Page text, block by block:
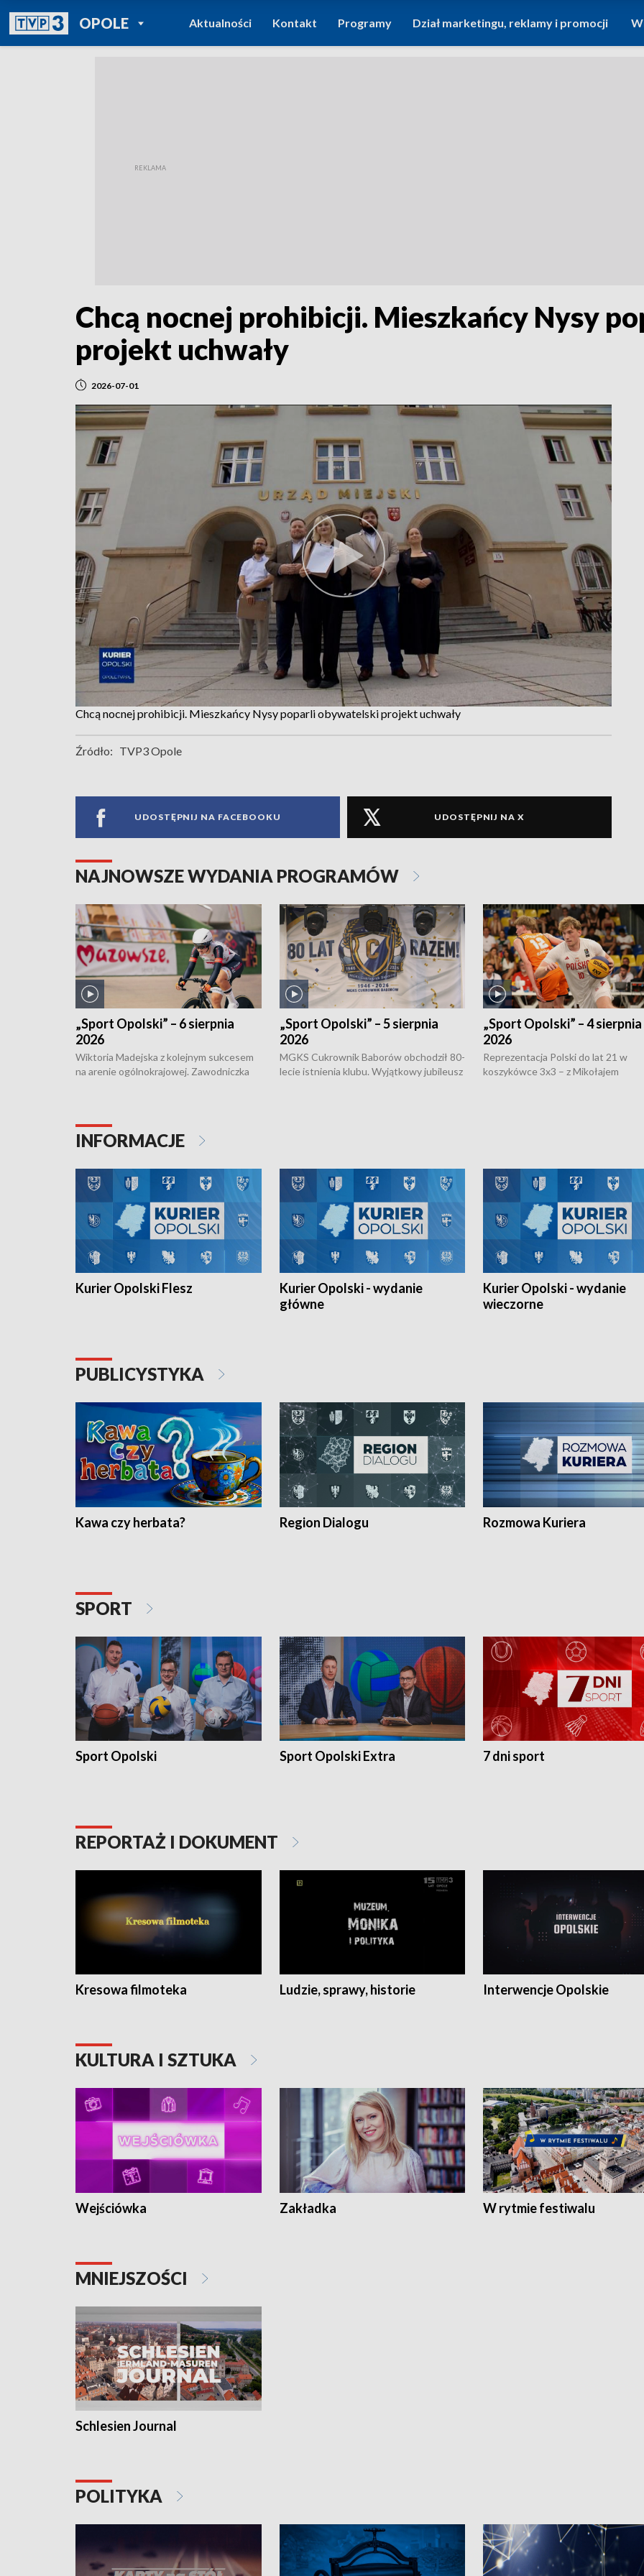
OPOLEPOWRÓT DO
TVP REGIONY
Aktualności Kontakt Programy Dział marketingu, reklamy i promocji
Chcą nocnej prohibicji. Mieszkańcy Nysy
projekt uchwały
2026-07-01
Chcą nocnej prohibicji. Mieszkańcy Nysy poparli obywatelski projekt uchwały
Źródło: TVP3 Opole
UDOSTĘPNIJ NA FACEBOOKU UDOSTĘPNIJ NA X
NAJNOWSZE WYDANIA PROGRAMÓW
„Sport Opolski” – 6 sierpnia
2026
Wiktoria Madejska z kolejnym sukcesem
na arenie ogólnokrajowej. Zawodniczka
torowym.
„Sport Opolski” – 5 sierpnia
2026
MGKS Cukrownik Baborów obchodził 80-
lecie istnienia klubu. Wyjątkowy jubileusz
„Sport Opolski” – 4 sierpnia
2026
Reprezentacja Polski do lat 21 w
koszykówce 3x3 – z Mikołajem
INFORMACJE
Kurier Opolski Flesz
Kurier Opolski - wydanie
główne
Kurier Opolski - wydanie
wieczorne
PUBLICYSTYKA
Kawa czy herbata? Region Dialogu Rozmowa Kuriera
SPORT
Sport Opolski Sport Opolski Extra 7 dni sport
REPORTAŻ I DOKUMENT
Kresowa filmoteka Ludzie, sprawy, historie Interwencje Opolskie
KULTURA I SZTUKA
Wejściówka Zakładka W rytmie festiwalu
MNIEJSZOŚCI
Schlesien Journal
POLITYKA